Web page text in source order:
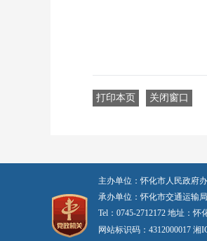
打印本页 关闭窗口
主办单位：怀化市人民政府
承办单位：怀化市交通运输局
Tel：0745-2712172 地址：
网站标识码：4312000017 湘